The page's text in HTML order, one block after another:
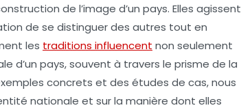
de l’image d’un pays. Elles agissent
de se distinguer des autres tout en
les traditions influencent non seulement
d’un pays, souvent à travers le prisme de la
concrets et des études de cas, nous
nationale et sur la manière dont elles